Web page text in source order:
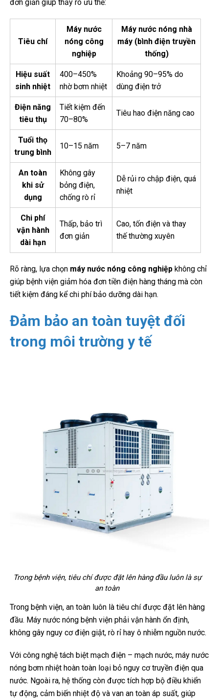
đơn giản giúp thấy rõ ưu thế:
Tiêu chí
Máy nước
nóng công
nghiệp
Máy nước nóng nhà
máy (bình điện truyền
thống)
Hiệu suất
sinh nhiệt
400–450%
nhờ bơm nhiệt
Khoảng 90–95% do
dùng điện trở
Điện năng
tiêu thụ
Tiết kiệm đến
70–80%
Tiêu hao điện năng cao
Tuổi thọ
trung bình
10–15 năm 5–7 năm
An toàn
khi sử
dụng
Không gây
bỏng điện,
chống rò rỉ
Dễ rủi ro chập điện, quá
nhiệt
Chi phí
vận hành
dài hạn
Thấp, bảo trì
đơn giản
Cao, tốn điện và thay
thế thường xuyên
Rõ ràng, lựa chọn máy nước nóng công nghiệp không chỉ
giúp bệnh viện giảm hóa đơn tiền điện hàng tháng mà còn
tiết kiệm đáng kể chi phí bảo dưỡng dài hạn.
Đảm bảo an toàn tuyệt đối
trong môi trường y tế
Trong bệnh viện, tiêu chí được đặt lên hàng đầu luôn là sự
an toàn
Trong bệnh viện, an toàn luôn là tiêu chí được đặt lên hàng
đầu. Máy nước nóng bệnh viện phải vận hành ổn định,
không gây nguy cơ điện giật, rò rỉ hay ô nhiễm nguồn nước.
Với công nghệ tách biệt mạch điện – mạch nước, máy nước
nóng bơm nhiệt hoàn toàn loại bỏ nguy cơ truyền điện qua
nước. Ngoài ra, hệ thống còn được tích hợp bộ điều khiển
tự động, cảm biến nhiệt độ và van an toàn áp suất, giúp